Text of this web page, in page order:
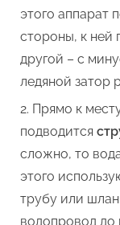
этого аппарат
стороны, к ней
другой – с
ледяной затор
Прямо к
подводится
сложно, то
этого
трубу или
водопровод до